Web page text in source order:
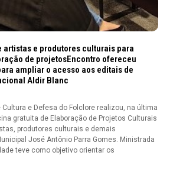
artistas e produtores culturais para
de projetosEncontro ofereceu
ampliar o acesso aos editais de
Aldir Blanc
e Defesa do Folclore realizou, na última
gratuita de Elaboração de Projetos Culturais
produtores culturais e demais
José Antônio Parra Gomes. Ministrada
teve como objetivo orientar os